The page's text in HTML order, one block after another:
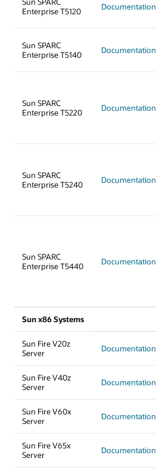
Sun SPARC
Enterprise T5120
Documentation
Sun SPARC
Enterprise T5140
Documentation
Sun SPARC
Enterprise T5220
Documentation
Sun SPARC
Enterprise T5240
Documentation
Sun SPARC
Enterprise T5440
Documentation
Sun x86 Systems
Sun Fire V20z
Server
Documentation
Sun Fire V40z
Server
Documentation
Sun Fire V60x
Server
Documentation
Sun Fire V65x
Server
Documentation